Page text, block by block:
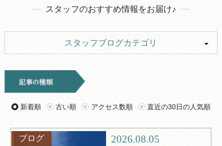
スタッフのおすすめ情報をお届け♪
スタッフブログカテゴリ
お知らせ
ツアー グルメ
観光
新着順 古い順 アクセス数順 直近の30日の人気順
ブログ 2026.08.05